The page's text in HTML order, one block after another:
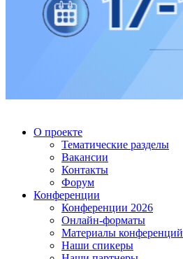
О проекте
Тематические разделы
Вакансии
Контакты
Форум
Конференции
Конференции 2026
Онлайн-форматы
Материалы конференций
Наши спикеры